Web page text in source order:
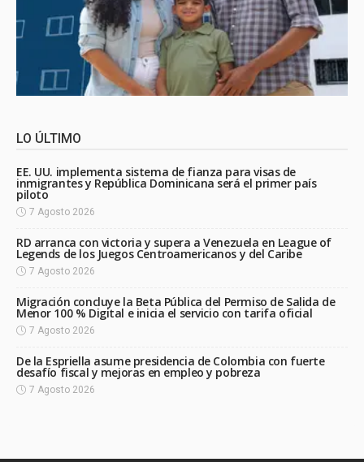
LO ÚLTIMO
EE. UU. implementa sistema de fianza para visas de
inmigrantes y República Dominicana será el primer país
piloto
7 Agosto 2026
RD arranca con victoria y supera a Venezuela en League of
Legends de los Juegos Centroamericanos y del Caribe
7 Agosto 2026
Migración concluye la Beta Pública del Permiso de Salida de
Menor 100 % Digital e inicia el servicio con tarifa oficial
7 Agosto 2026
De la Espriella asume presidencia de Colombia con fuerte
desafío fiscal y mejoras en empleo y pobreza
7 Agosto 2026